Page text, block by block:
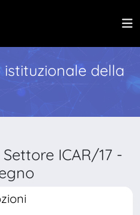
istituzionale della
ICAR/17 -